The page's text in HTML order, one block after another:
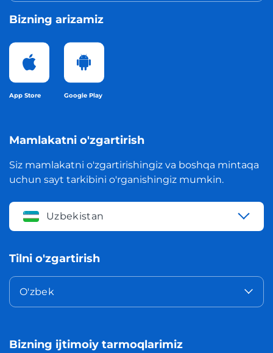
Bizning arizamiz
App Store Google Play
Mamlakatni o'zgartirish
Siz mamlakatni o'zgartirishingiz va boshqa mintaqa
uchun sayt tarkibini o'rganishingiz mumkin.
Uzbekistan
Tilni o'zgartirish
O'zbek
Bizning ijtimoiy tarmoqlarimiz